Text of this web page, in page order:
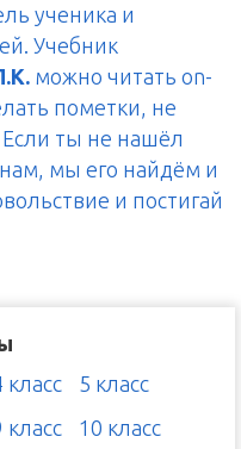
ученика и
Учебник
можно читать on-
пометки, не
Если ты не нашёл
мы его найдём и
и постигай
класс
5 класс
класс
10 класс